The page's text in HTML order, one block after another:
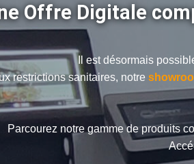
Offre Digitale
Il est désormais
restrictions sanitaires, notre
Parcourez notre gamme de produits